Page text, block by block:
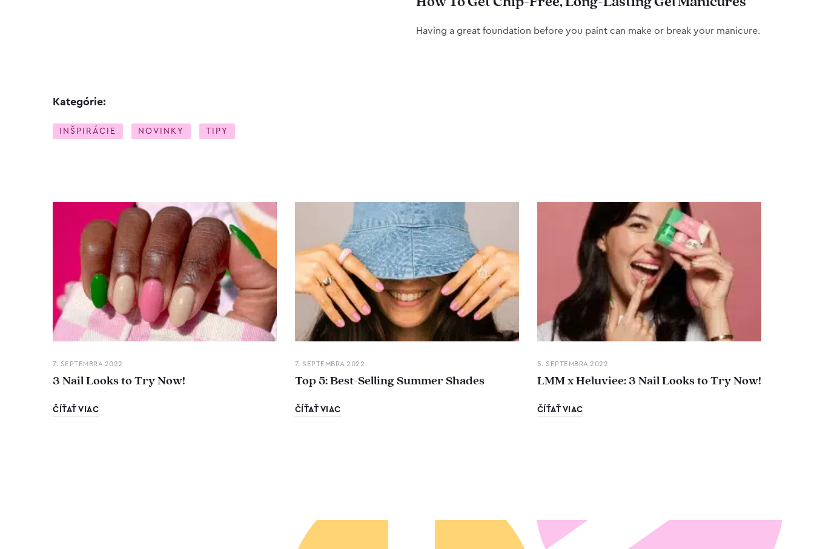
Having a great foundation before you paint can make or break your manicure.
Kategórie:
INŠPIRÁCIE NOVINKY TIPY
7. SEPTEMBRA 2022
3 Nail Looks to Try Now!
ČÍŤAŤ VIAC
7. SEPTEMBRA 2022
Top 5: Best-Selling Summer Shades
ČÍŤAŤ VIAC
5. SEPTEMBRA 2022
LMM x Heluviee: 3 Nail Looks to Try Now!
ČÍŤAŤ VIAC